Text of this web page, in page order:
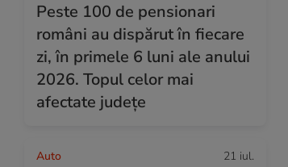
Peste 100 de pensionari
români au dispărut în fiecare
zi, în primele 6 luni ale anului
2026. Topul celor mai
afectate județe
Auto 21 iul.